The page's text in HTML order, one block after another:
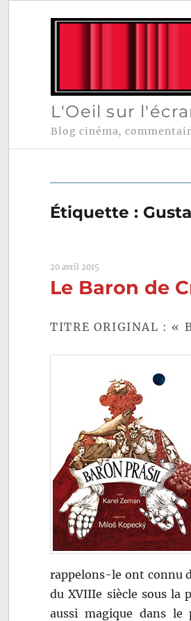
L'Oeil sur
Blog cinéma,
Étiquette :
20 avril 2015
Le Baron de
TITRE ORIGINAL : «
rappelons-le ont connu
du XVIIIe siècle sous la
aussi magique dans